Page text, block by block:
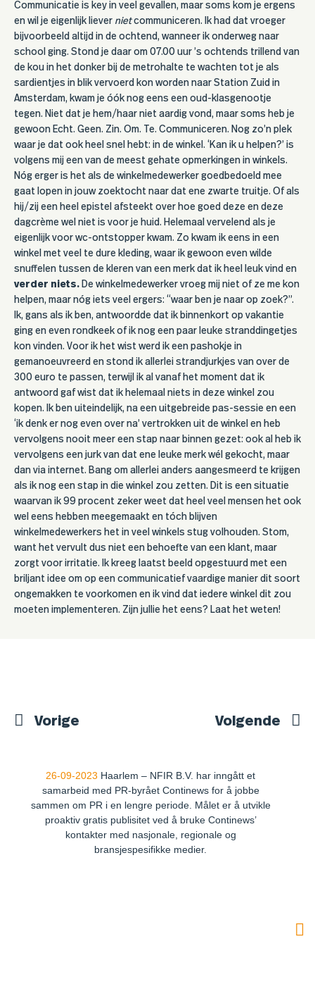
Communicatie is key in veel gevallen, maar soms kom je ergens
en wil je eigenlijk liever nietcommuniceren. Ik had dat vroeger
bijvoorbeeld altijd in de ochtend, wanneer ik onderweg naar
school ging. Stond je daar om 07.00 uur ’s ochtends trillend van
de kou in het donker bij de metrohalte te wachten tot je als
sardientjes in blik vervoerd kon worden naar Station Zuid in
Amsterdam, kwam je óók nog eens een oud-klasgenootje
tegen. Niet dat je hem/haar niet aardig vond, maar soms heb je
gewoon Echt. Geen. Zin. Om. Te. Communiceren. Nog zo’n plek
waar je dat ook heel snel hebt: in de winkel. ‘Kan ik u helpen?’ is
volgens mij een van de meest gehate opmerkingen in winkels.
Nóg erger is het als de winkelmedewerker goedbedoeld mee
gaat lopen in jouw zoektocht naar dat ene zwarte truitje. Of als
hij/zij een heel epistel afsteekt over hoe goed deze en deze
dagcrème wel niet is voor je huid. Helemaal vervelend als je
eigenlijk voor wc-ontstopper kwam. Zo kwam ik eens in een
winkel met veel te dure kleding, waar ik gewoon even wilde
snuffelen tussen de kleren van een merk dat ik heel leuk vind en
verder niets. De winkelmedewerker vroeg mij niet of ze me kon
helpen, maar nóg iets veel ergers: “waar ben je naar op zoek?”.
Ik, gans als ik ben, antwoordde dat ik binnenkort op vakantie
ging en even rondkeek of ik nog een paar leuke stranddingetjes
kon vinden. Voor ik het wist werd ik een pashokje in
gemanoeuvreerd en stond ik allerlei strandjurkjes van over de
300 euro te passen, terwijl ik al vanaf het moment dat ik
antwoord gaf wist dat ik helemaal niets in deze winkel zou
kopen. Ik ben uiteindelijk, na een uitgebreide pas-sessie en een
‘ik denk er nog even over na’ vertrokken uit de winkel en heb
vervolgens nooit meer een stap naar binnen gezet: ook al heb ik
vervolgens een jurk van dat ene leuke merk wél gekocht, maar
dan via internet. Bang om allerlei anders aangesmeerd te krijgen
als ik nog een stap in die winkel zou zetten. Dit is een situatie
waarvan ik 99 procent zeker weet dat heel veel mensen het ook
wel eens hebben meegemaakt en tóch blijven
winkelmedewerkers het in veel winkels stug volhouden. Stom,
want het vervult dus niet een behoefte van een klant, maar
zorgt voor irritatie. Ik kreeg laatst beeld opgestuurd met een
briljant idee om op een communicatief vaardige manier dit soort
ongemakken te voorkomen en ik vind dat iedere winkel dit zou
moeten implementeren. Zijn jullie het eens? Laat het weten!
Vorige Volgende
26-09-2023 Haarlem – NFIR B.V. har inngått et
samarbeid med PR-byrået Continews for å jobbe
sammen om PR i en lengre periode. Målet er å utvikle
proaktiv gratis publisitet ved å bruke Continews’
kontakter med nasjonale, regionale og
bransjespesifikke medier.